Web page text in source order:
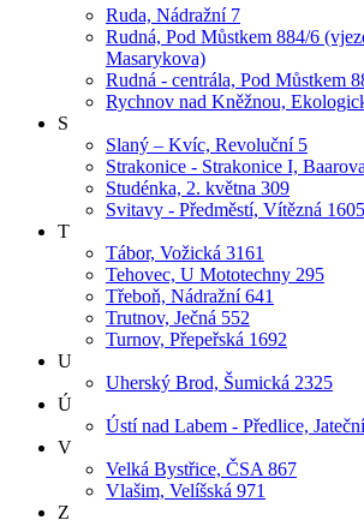
Ruda, Nádražní 7
Rudná, Pod Můstkem 884/6
Masarykova)
Rudná - centrála, Pod Můstkem
Rychnov nad Kněžnou,
S
Slaný – Kvíc, Revoluční 5
Strakonice - Strakonice I,
Studénka, 2. května 309
Svitavy - Předměstí, Vítězná
T
Tábor, Vožická 3161
Tehovec, U Mototechny 295
Třeboň, Nádražní 641
Trutnov, Ječná 552
Turnov, Přepeřská 1692
U
Uherský Brod, Šumická 2325
Ú
Ústí nad Labem - Předlice,
V
Velká Bystřice, ČSA 867
Vlašim, Velíšská 971
Z